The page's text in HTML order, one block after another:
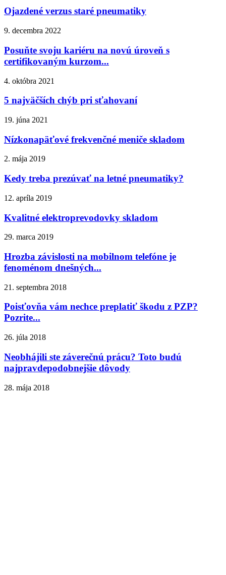
Ojazdené verzus staré pneumatiky
9. decembra 2022
Posuňte svoju kariéru na novú úroveň s
certifikovaným kurzom...
4. októbra 2021
5 najväčších chýb pri sťahovaní
19. júna 2021
Nízkonapäťové frekvenčné meniče skladom
2. mája 2019
Kedy treba prezúvať na letné pneumatiky?
12. apríla 2019
Kvalitné elektroprevodovky skladom
29. marca 2019
Hrozba závislosti na mobilnom telefóne je
fenoménom dnešných...
21. septembra 2018
Poisťovňa vám nechce preplatiť škodu z PZP?
Pozrite...
26. júla 2018
Neobhájili ste záverečnú prácu? Toto budú
najpravdepodobnejšie dôvody
28. mája 2018